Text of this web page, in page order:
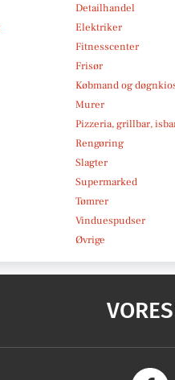
Detailhandel
Elektriker
Fitnesscenter
Frisør
Købmand og
Murer
Pizzeria, grillbar,
Rengøring
Slagter
Supermarked
Tømrer
Vinduespudser
Øvrige
VORES